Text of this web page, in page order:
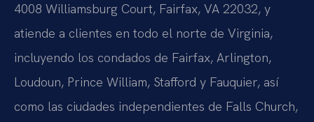
4008 Williamsburg Court, Fairfax, VA 22032, y
atiende a clientes en todo el norte de Virginia,
incluyendo los condados de Fairfax, Arlington,
Loudoun, Prince William, Stafford y Fauquier, así
como las ciudades independientes de Falls Church,